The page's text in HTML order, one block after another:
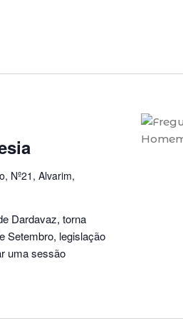
Nº21, Alvarim,
Dardavaz, torna
Setembro, legislação
uma sessão